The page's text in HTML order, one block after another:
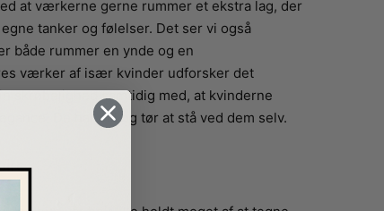
at værkerne gerne rummer et ekstra lag, der
tanker og følelser. Det ser vi også
både rummer en ynde og en
værker af især kvinder udforsker det
skrøbelighed samtidig med, at kvinderne
De har stil og tør at stå ved dem selv.